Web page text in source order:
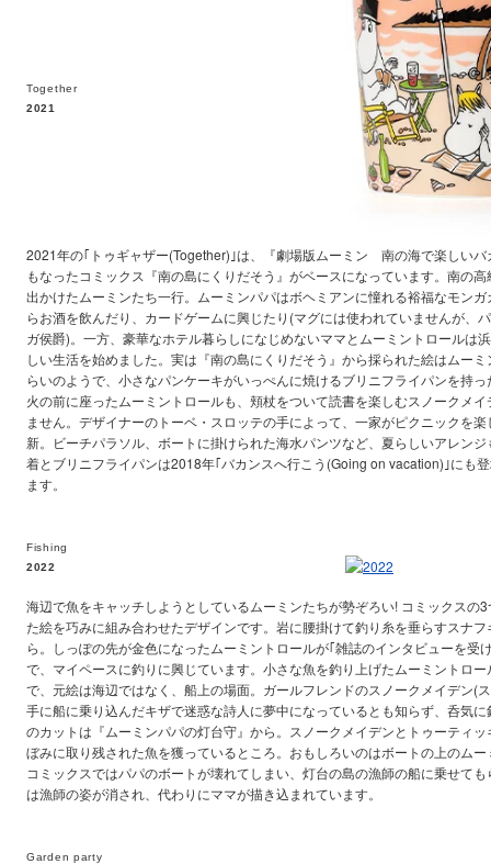
Together
2021
2021年の｢トゥギャザー(Together)｣は、『劇場版ムーミン 南の海で楽しいバ
もなったコミックス『南の島にくりだそう』がベースになっています。南の
出かけたムーミンたち一行。ムーミンパパはボヘミアンに憧れる裕福なモン
らお酒を飲んだり、カードゲームに興じたり(マグには使われていませんが、
ガ侯爵)。一方、豪華なホテル暮らしになじめないママとムーミントロールは
しい生活を始めました。実は『南の島にくりだそう』から採られた絵はムー
らいのようで、小さなパンケーキがいっぺんに焼けるブリニフライパンを持
火の前に座ったムーミントロールも、頬杖をついて読書を楽しむスノークメ
ません。デザイナーのトーベ・スロッテの手によって、一家がピクニックを
新。ビーチパラソル、ボートに掛けられた海水パンツなど、夏らしいアレン
着とブリニフライパンは2018年｢バカンスへ行こう(Going on vacation)｣にも
ます。
Fishing
2022
海辺で魚をキャッチしようとしているムーミンたちが勢ぞろい! コミックスの
た絵を巧みに組み合わせたデザインです。岩に腰掛けて釣り糸を垂らすスナ
ら。しっぽの先が金色になったムーミントロールが｢雑誌のインタビューを受
で、マイペースに釣りに興じています。小さな魚を釣り上げたムーミントロ
で、元絵は海辺ではなく、船上の場面。ガールフレンドのスノークメイデン(
手に船に乗り込んだキザで迷惑な詩人に夢中になっているとも知らず、呑気
のカットは『ムーミンパパの灯台守』から。スノークメイデンとトゥーティ
ぼみに取り残された魚を獲っているところ。おもしろいのはボートの上のム
コミックスではパパのボートが壊れてしまい、灯台の島の漁師の船に乗せて
は漁師の姿が消され、代わりにママが描き込まれています。
Garden party